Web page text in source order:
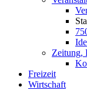
Zeitung,
Freizeit
Wirtschaft